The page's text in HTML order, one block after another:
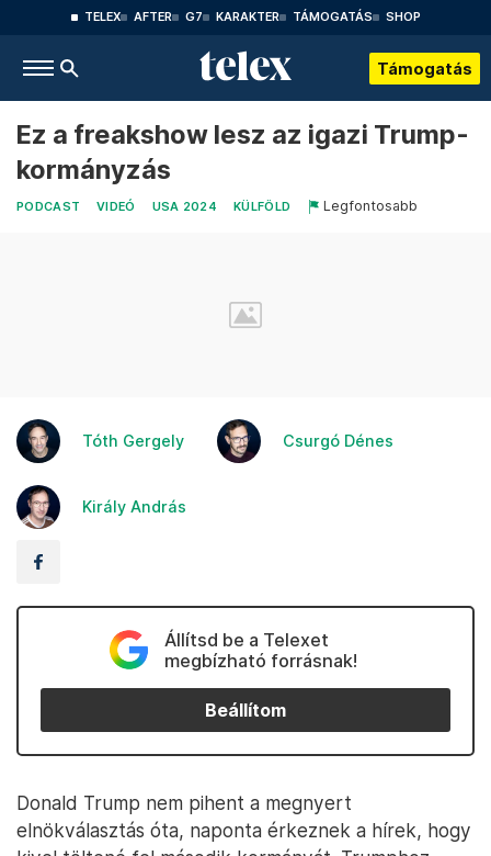
TELEX AFTER G7 KARAKTER TÁMOGATÁS SHOP
Támogatás
Ez a freakshow lesz az igazi Trump-
kormányzás
PODCAST VIDEÓ USA 2024 KÜLFÖLD Legfontosabb
Tóth Gergely Csurgó Dénes
Király András
Állítsd be a Telexet
megbízható forrásnak!
Beállítom
Donald Trump nem pihent a megnyert
elnökválasztás óta, naponta érkeznek a hírek, hogy